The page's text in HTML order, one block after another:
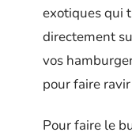
exotiques qui
directement
vos
pour faire
Pour faire le